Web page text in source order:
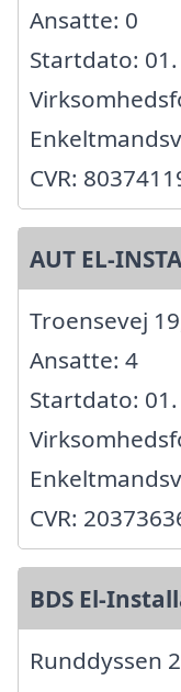
Ansatte: 0
Startdato:
CVR:
AUT EL-
Troensevej
Ansatte: 4
Startdato:
CVR:
BDS El-
Runddyssen